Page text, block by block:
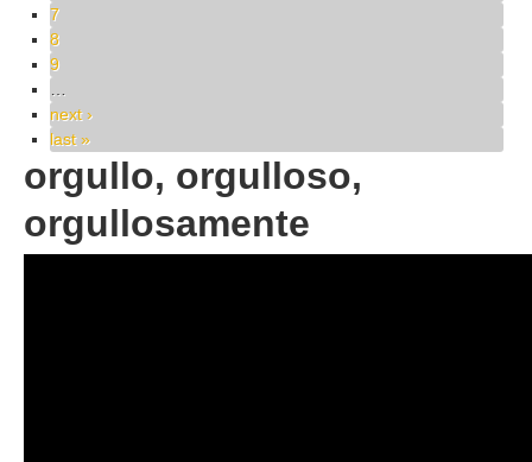
7
8
9
next ›
last »
orgullo, orgulloso,
orgullosamente